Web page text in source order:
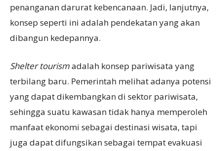
penanganan darurat kebencanaan. Jadi, lanjutnya,
konsep seperti ini adalah pendekatan yang akan
dibangun kedepannya.
Shelter tourismadalah konsep pariwisata yang
terbilang baru. Pemerintah melihat adanya potensi
yang dapat dikembangkan di sektor pariwisata,
sehingga suatu kawasan tidak hanya memperoleh
manfaat ekonomi sebagai destinasi wisata, tapi
juga dapat difungsikan sebagai tempat evakuasi